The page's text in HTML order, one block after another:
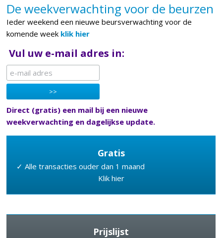
De weekverwachting voor de beurzen
Ieder weekend een nieuwe beursverwachting voor de
komende week klik hier
Vul uw e-mail adres in:
Direct (gratis) een mail bij een nieuwe
weekverwachting en dagelijkse update.
Gratis
✓ Alle transacties ouder dan 1 maand
Klik hier
Prijslijst